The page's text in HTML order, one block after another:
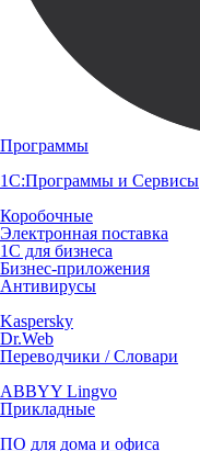
Программы
1С:Программы и Сервисы
Коробочные
Электронная поставка
1С для бизнеса
Бизнес-приложения
Антивирусы
Kaspersky
Dr.Web
Переводчики / Словари
ABBYY Lingvo
Прикладные
ПО для дома и офиса